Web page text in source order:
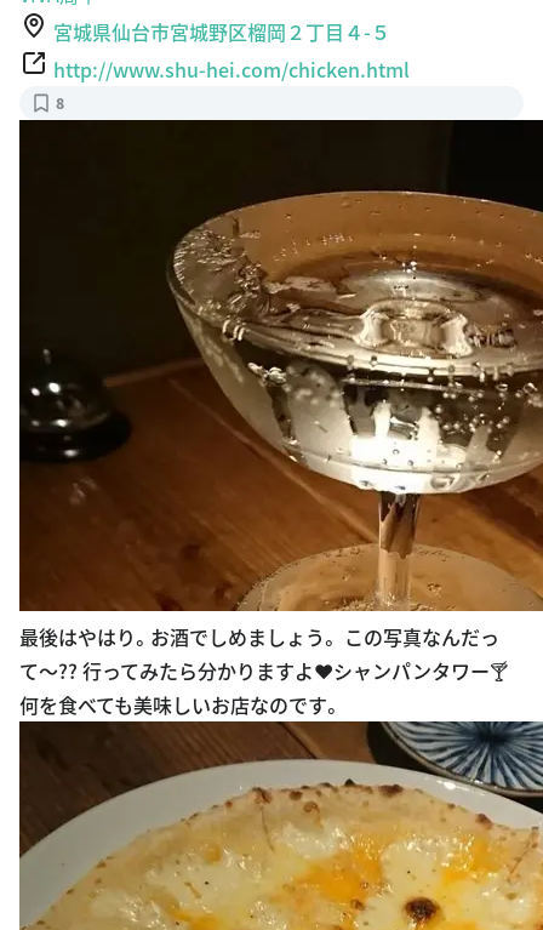
宮城県仙台市宮城野区榴岡２丁目４-５
http://www.shu-hei.com/chicken.html
8
最後はやはり。お酒でしめましょう。 この写真なんだっ
て〜?? 行ってみたら分かりますよ♥️シャンパンタワー🍸
何を食べても美味しいお店なのです。